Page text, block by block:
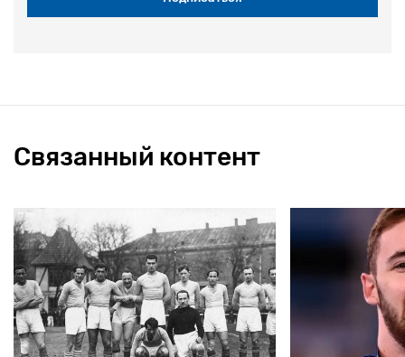
Связанный контент